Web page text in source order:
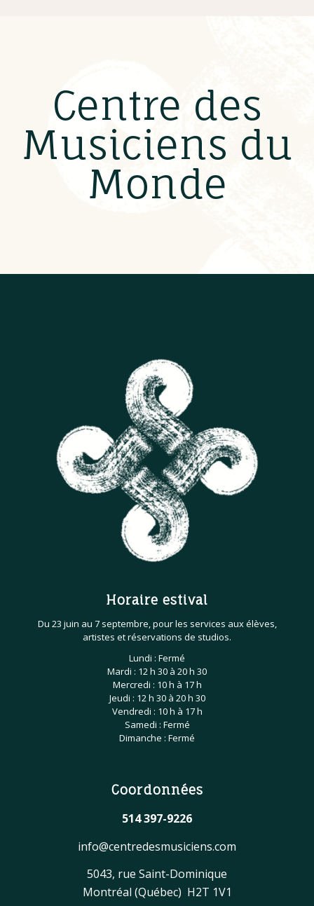
Centre des
Musiciens du
Monde
Horaire estival
Du 23 juin au 7 septembre, pour les services aux élèves,
artistes et réservations de studios.
Lundi : Fermé
Mardi : 12 h 30 à 20 h 30
Mercredi : 10 h à 17 h
Jeudi : 12 h 30 à 20 h 30
Vendredi : 10 h à 17 h
Samedi : Fermé
Dimanche : Fermé
Coordonnées
514 397-9226
info@centredesmusiciens.com
5043, rue Saint-Dominique
Montréal (Québec) H2T 1V1